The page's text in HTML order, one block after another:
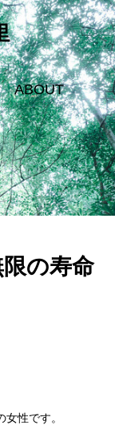
ABOUT
の寿命
性です。